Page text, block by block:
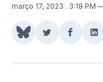
março 17, 2023 . 3:18 PM
Share
BlueSkyTwitter